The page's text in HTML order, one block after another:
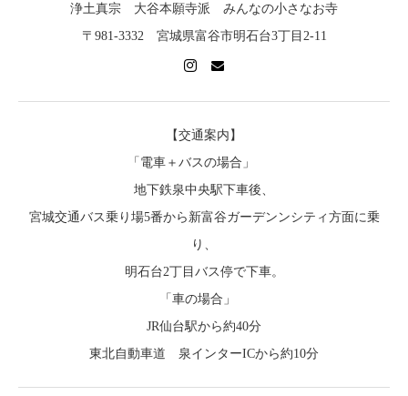
浄土真宗 大谷本願寺派 みんなの小さなお寺
〒981-3332 宮城県富谷市明石台3丁目2-11
【交通案内】
「電車＋バスの場合」
地下鉄泉中央駅下車後、
宮城交通バス乗り場5番から新富谷ガーデンンシティ方面に乗
り、
明石台2丁目バス停で下車。
「車の場合」
JR仙台駅から約40分
東北自動車道 泉インターICから約10分